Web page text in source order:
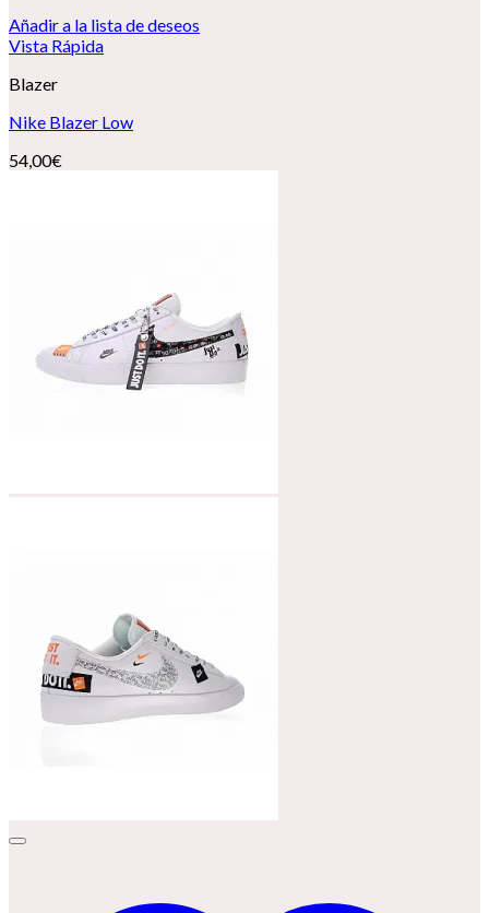
Añadir a la lista de deseos
Vista Rápida
Blazer
Nike Blazer Low
54,00€